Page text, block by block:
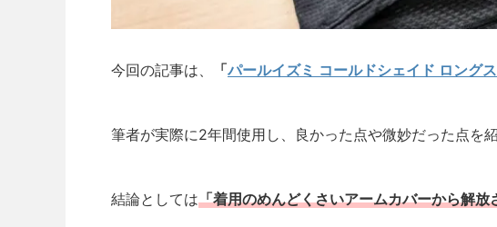
今回の記事は、 「パールイズミ コールドシェイド ロング
筆者が実際に2年間使用し、良かった点や微妙だった点を紹
結論としては「着用のめんどくさいアームカバーから解